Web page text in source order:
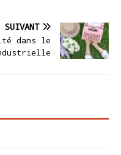
SUIVANT
dans le